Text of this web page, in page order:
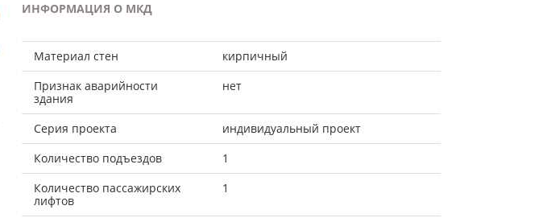
ИНФОРМАЦИЯ О МКД
Материал стен
кирпичный
Признак аварийности
здания
нет
Серия проекта
индивидуальный проект
Количество подъездов
1
Количество пассажирских
лифтов
1